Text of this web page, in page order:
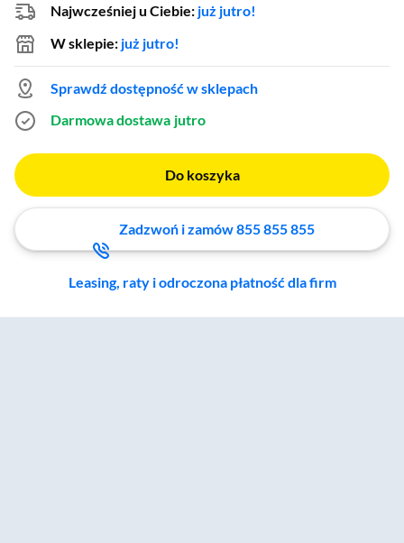
Najwcześniej u Ciebie: już jutro!
W sklepie: już jutro!
Sprawdź dostępność w sklepach
Darmowa dostawa jutro
Do koszyka
Zadzwoń i zamów 855 855 855
Leasing, raty i odroczona płatność dla firm